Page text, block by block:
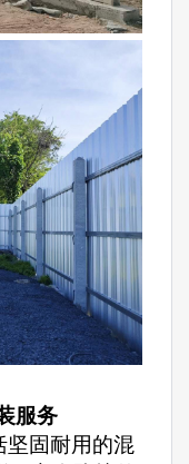
服务
坚固耐用的混